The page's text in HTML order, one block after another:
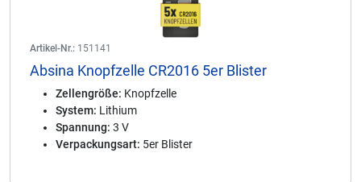
Artikel-Nr.: 151141
Absina Knopfzelle CR2016 5er Blister
Zellengröße: Knopfzelle
System: Lithium
Spannung: 3 V
Verpackungsart: 5er Blister